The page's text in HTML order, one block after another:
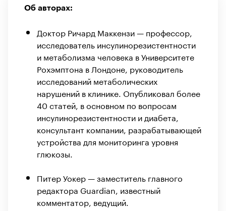
Об авторах:
Доктор Ричард Маккензи — профессор,
исследователь инсулинорезистентности
и метаболизма человека в Университете
Рохэмптона в Лондоне, руководитель
исследований метаболических
нарушений в клинике. Опубликовал более
40 статей, в основном по вопросам
инсулинорезистентности и диабета,
консультант компании, разрабатывающей
устройства для мониторинга уровня
глюкозы.
Питер Уокер — заместитель главного
редактора Guardian, известный
комментатор, ведущий.